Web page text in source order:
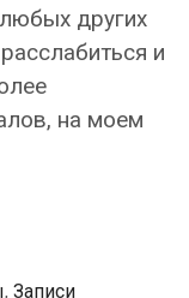
других
и
на моем
, Записи